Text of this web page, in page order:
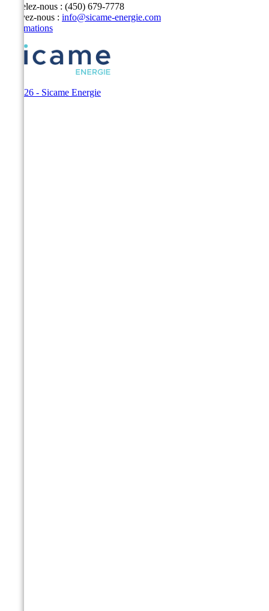
Appelez-nous : (450) 679-7778
Écrivez-nous : info@sicame-energie.com
Informations
© 2026 - Sicame Energie